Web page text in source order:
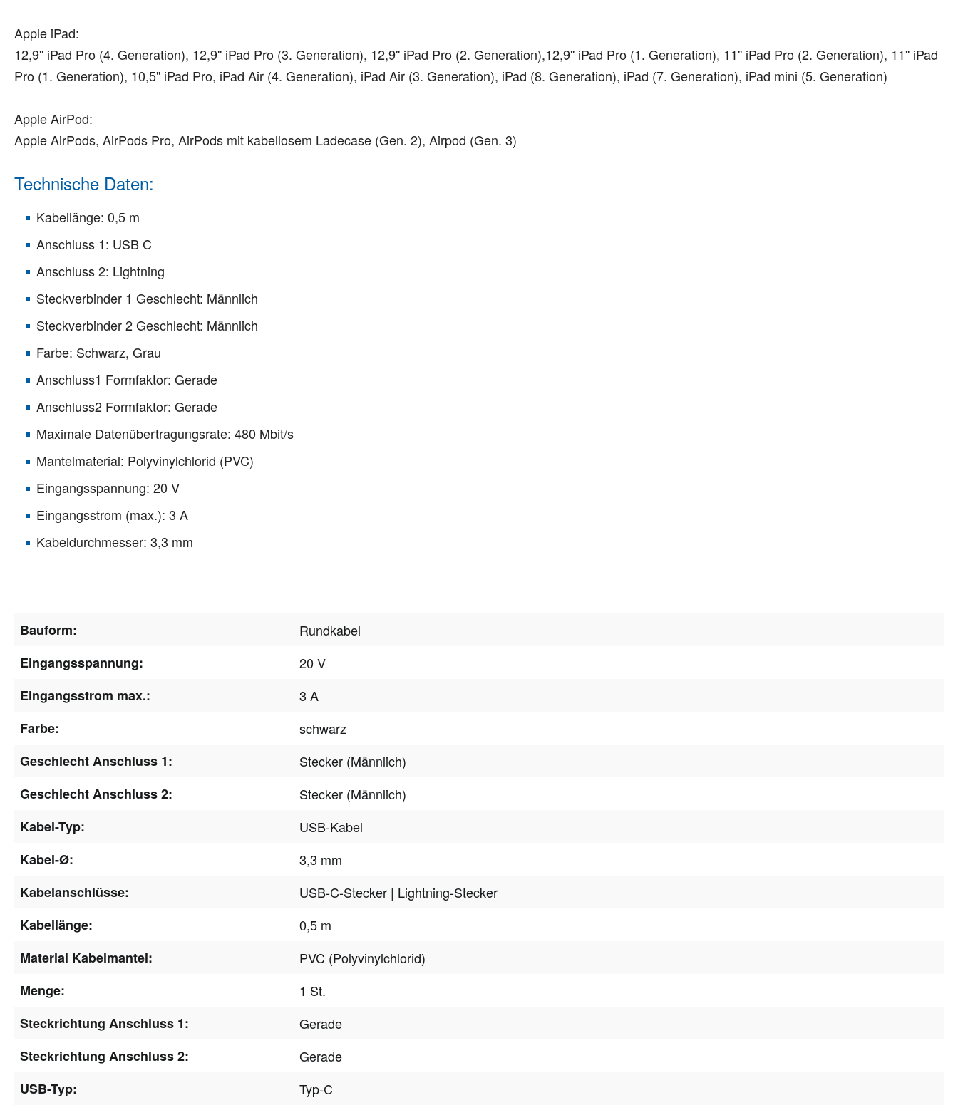
Apple iPad:
12,9'' iPad Pro (4. Generation), 12,9'' iPad Pro (3. Generation), 12,9'' iPad Pro (2. Generation),12,9'' iPad Pro (1. Generation), 11'' iPad Pro (2. Generation), 11'' iPad
Pro (1. Generation), 10,5'' iPad Pro, iPad Air (4. Generation), iPad Air (3. Generation), iPad (8. Generation), iPad (7. Generation), iPad mini (5. Generation)
Apple AirPod:
Apple AirPods, AirPods Pro, AirPods mit kabellosem Ladecase (Gen. 2), Airpod (Gen. 3)
Technische Daten:
Kabellänge: 0,5 m
Anschluss 1: USB C
Anschluss 2: Lightning
Steckverbinder 1 Geschlecht: Männlich
Steckverbinder 2 Geschlecht: Männlich
Farbe: Schwarz, Grau
Anschluss1 Formfaktor: Gerade
Anschluss2 Formfaktor: Gerade
Maximale Datenübertragungsrate: 480 Mbit/s
Mantelmaterial: Polyvinylchlorid (PVC)
Eingangsspannung: 20 V
Eingangsstrom (max.): 3 A
Kabeldurchmesser: 3,3 mm
Bauform:
Rundkabel
Eingangsspannung:
20 V
Eingangsstrom max.:
3 A
Farbe:
schwarz
Geschlecht Anschluss 1:
Stecker (Männlich)
Geschlecht Anschluss 2:
Stecker (Männlich)
Kabel-Typ:
USB-Kabel
Kabel-Ø:
3,3 mm
Kabelanschlüsse:
USB-C-Stecker | Lightning-Stecker
Kabellänge:
0,5 m
Material Kabelmantel:
PVC (Polyvinylchlorid)
Menge:
1 St.
Steckrichtung Anschluss 1:
Gerade
Steckrichtung Anschluss 2:
Gerade
USB-Typ:
Typ-C